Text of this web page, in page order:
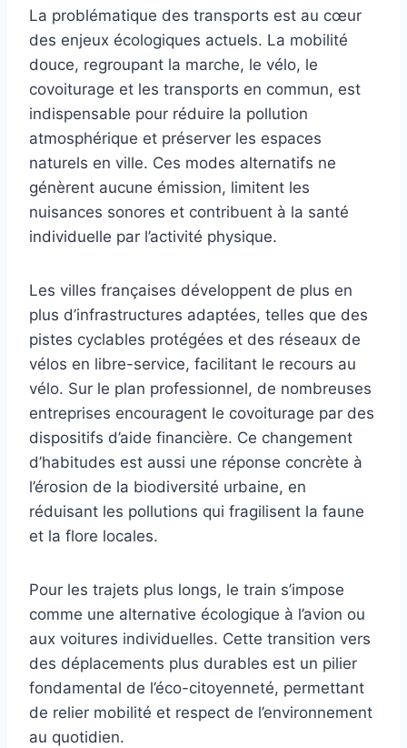
La problématique des transports est au cœur
des enjeux écologiques actuels. La mobilité
douce, regroupant la marche, le vélo, le
covoiturage et les transports en commun, est
indispensable pour réduire la pollution
atmosphérique et préserver les espaces
naturels en ville. Ces modes alternatifs ne
génèrent aucune émission, limitent les
nuisances sonores et contribuent à la santé
individuelle par l’activité physique.
Les villes françaises développent de plus en
plus d’infrastructures adaptées, telles que des
pistes cyclables protégées et des réseaux de
vélos en libre-service, facilitant le recours au
vélo. Sur le plan professionnel, de nombreuses
entreprises encouragent le covoiturage par des
dispositifs d’aide financière. Ce changement
d’habitudes est aussi une réponse concrète à
l’érosion de la biodiversité urbaine, en
réduisant les pollutions qui fragilisent la faune
et la flore locales.
Pour les trajets plus longs, le train s’impose
comme une alternative écologique à l’avion ou
aux voitures individuelles. Cette transition vers
des déplacements plus durables est un pilier
fondamental de l’éco-citoyenneté, permettant
de relier mobilité et respect de l’environnement
au quotidien.